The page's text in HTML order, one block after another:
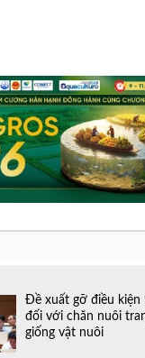
Đề xuất gỡ điều kiện
đối với chăn nuôi
giống vật nuôi